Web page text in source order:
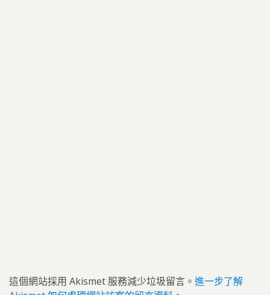
這個網站採用 Akismet 服務減少垃圾留言。 進一步了解